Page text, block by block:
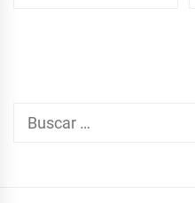
Buscar: